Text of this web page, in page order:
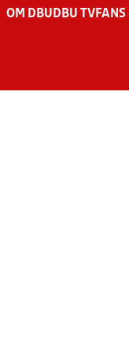
OM DBU DBU TV